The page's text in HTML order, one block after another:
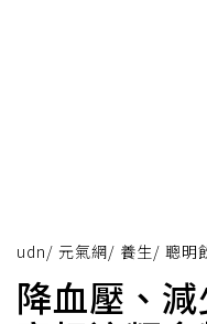
udn/ 元氣網/ 養生/ 聰明
降血壓、